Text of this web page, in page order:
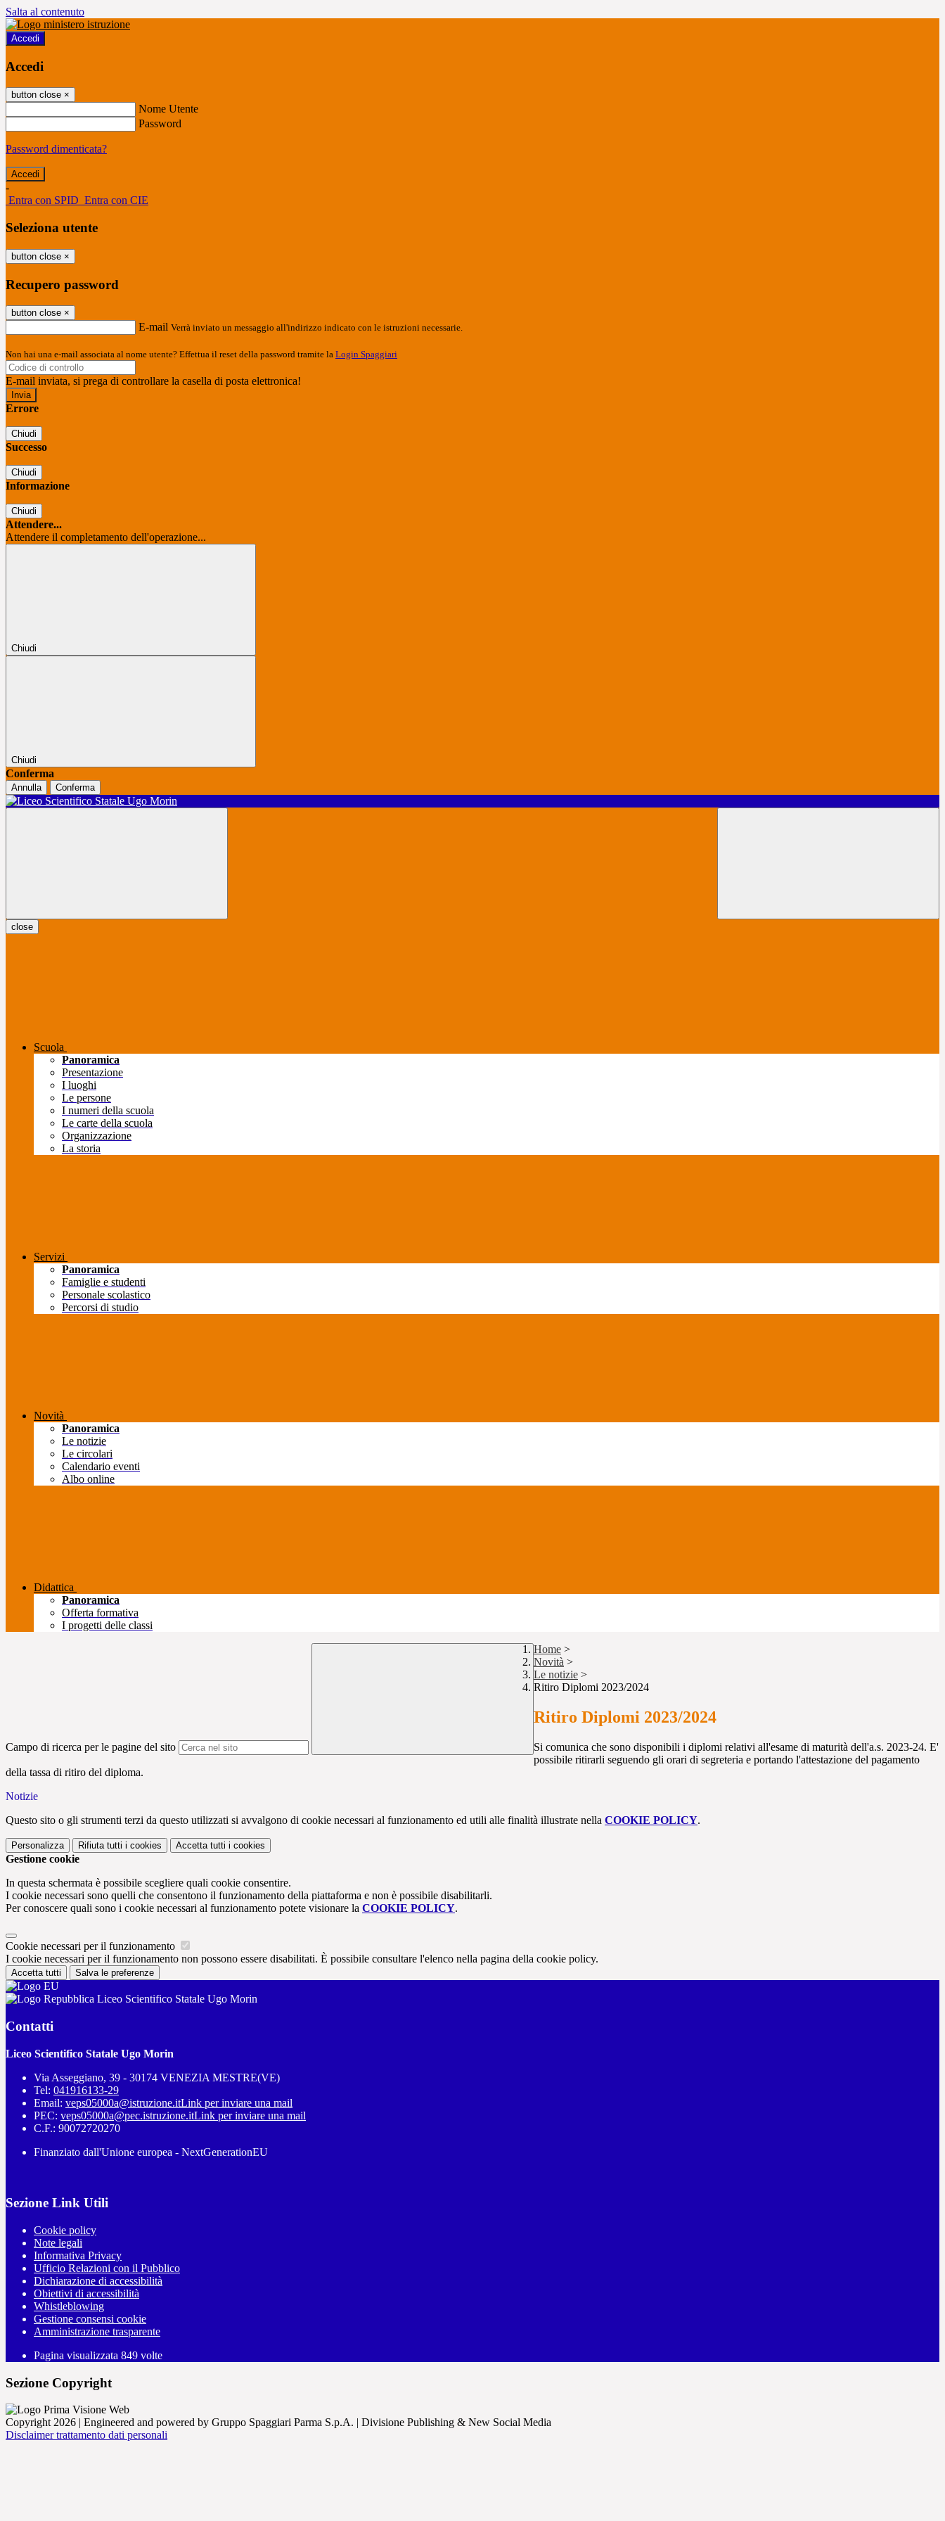
Salta al contenuto
Accedi
Accedi
button close ×
Nome Utente
Password
Password dimenticata?
-
Entra con SPID Entra con CIE
Seleziona utente
button close ×
Recupero password
button close ×
E-mail Verrà inviato un messaggio all'indirizzo indicato con le istruzioni necessarie.
Non hai una e-mail associata al nome utente? Effettua il reset della password tramite la Login Spaggiari
E-mail inviata, si prega di controllare la casella di posta elettronica!
Errore
Chiudi
Successo
Chiudi
Informazione
Chiudi
Attendere...
Attendere il completamento dell'operazione...
Chiudi
Chiudi
Conferma
Annulla Conferma
close
Scuola
Panoramica
Presentazione
I luoghi
Le persone
I numeri della scuola
Le carte della scuola
Organizzazione
La storia
Servizi
Panoramica
Famiglie e studenti
Personale scolastico
Percorsi di studio
Novità
Panoramica
Le notizie
Le circolari
Calendario eventi
Albo online
Didattica
Panoramica
Offerta formativa
I progetti delle classi
Campo di ricerca per le pagine del sito
Home >
Novità >
Le notizie >
Ritiro Diplomi 2023/2024
Ritiro Diplomi 2023/2024
Si comunica che sono disponibili i diplomi relativi all'esame di maturità dell'a.s. 2023-24. E'
possibile ritirarli seguendo gli orari di segreteria e portando l'attestazione del pagamento
della tassa di ritiro del diploma.
Notizie
Questo sito o gli strumenti terzi da questo utilizzati si avvalgono di cookie necessari al funzionamento ed utili alle finalità illustrate nella COOKIE POLICY.
Personalizza Rifiuta tutti i cookies Accetta tutti i cookies
Gestione cookie
In questa schermata è possibile scegliere quali cookie consentire.
I cookie necessari sono quelli che consentono il funzionamento della piattaforma e non è possibile disabilitarli.
Per conoscere quali sono i cookie necessari al funzionamento potete visionare la COOKIE POLICY.
Cookie necessari per il funzionamento
I cookie necessari per il funzionamento non possono essere disabilitati. È possibile consultare l'elenco nella pagina della cookie policy.
Accetta tutti Salva le preferenze
Liceo Scientifico Statale Ugo Morin
Contatti
Liceo Scientifico Statale Ugo Morin
Via Asseggiano, 39 - 30174 VENEZIA MESTRE(VE)
Tel: 041916133-29
Email: veps05000a@istruzione.itLink per inviare una mail
PEC: veps05000a@pec.istruzione.itLink per inviare una mail
C.F.: 90072720270
Finanziato dall'Unione europea - NextGenerationEU
Sezione Link Utili
Cookie policy
Note legali
Informativa Privacy
Ufficio Relazioni con il Pubblico
Dichiarazione di accessibilità
Obiettivi di accessibilità
Whistleblowing
Gestione consensi cookie
Amministrazione trasparente
Pagina visualizzata 849 volte
Sezione Copyright
Copyright 2026 | Engineered and powered by Gruppo Spaggiari Parma S.p.A. | Divisione Publishing & New Social Media
Disclaimer trattamento dati personali